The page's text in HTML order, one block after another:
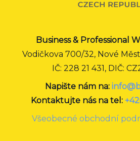
Business & Professional
Vodičkova 700/32, Nové
IČ: 228 21 431, DIČ:
Napište nám na:
Kontaktujte nás na tel:
Všeobecné obchodní